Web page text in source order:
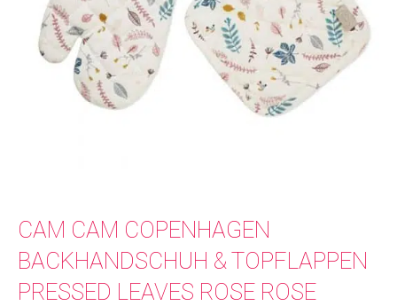
CAM CAM COPENHAGEN
BACKHANDSCHUH & TOPFLAPPEN
PRESSED LEAVES ROSE ROSE